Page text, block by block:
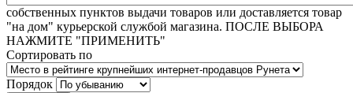
собственных пунктов выдачи товаров или доставляется товар
"на дом" курьерской службой магазина. ПОСЛЕ ВЫБОРА
НАЖМИТЕ "ПРИМЕНИТЬ"
Сортировать по
Порядок